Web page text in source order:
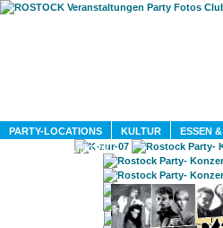
PARTY-LOCATIONS KULTUR ESSEN
DIENSTLEISTUNGEN